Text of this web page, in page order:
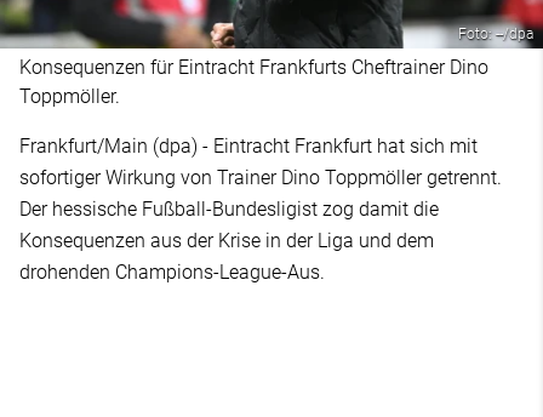
Foto: --/dpa
Konsequenzen für Eintracht Frankfurts Cheftrainer Dino
Toppmöller.
Frankfurt/Main (dpa) - Eintracht Frankfurt hat sich mit
sofortiger Wirkung von Trainer Dino Toppmöller getrennt.
Der hessische Fußball-Bundesligist zog damit die
Konsequenzen aus der Krise in der Liga und dem
drohenden Champions-League-Aus.